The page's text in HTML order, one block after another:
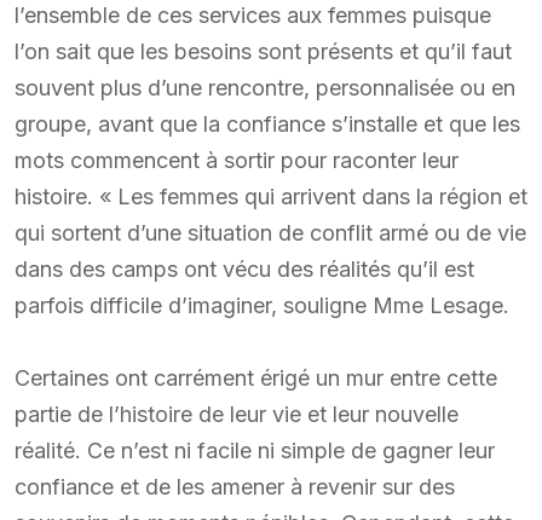
l’ensemble de ces services aux femmes puisque
l’on sait que les besoins sont présents et qu’il faut
souvent plus d’une rencontre, personnalisée ou en
groupe, avant que la confiance s’installe et que les
mots commencent à sortir pour raconter leur
histoire. « Les femmes qui arrivent dans la région et
qui sortent d’une situation de conflit armé ou de vie
dans des camps ont vécu des réalités qu’il est
parfois difficile d’imaginer, souligne Mme Lesage.
Certaines ont carrément érigé un mur entre cette
partie de l’histoire de leur vie et leur nouvelle
réalité. Ce n’est ni facile ni simple de gagner leur
confiance et de les amener à revenir sur des